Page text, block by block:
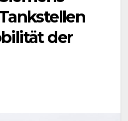
der